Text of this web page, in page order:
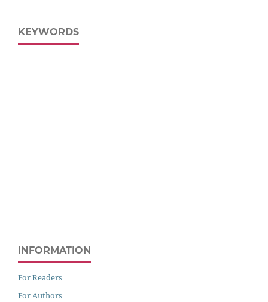
KEYWORDS
INFORMATION
For Readers
For Authors